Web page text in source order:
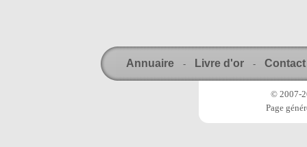
Annuaire - Livre d'or - Contact
© 2007-
Page